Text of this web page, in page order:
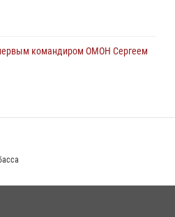
командиром ОМОН Сергеем